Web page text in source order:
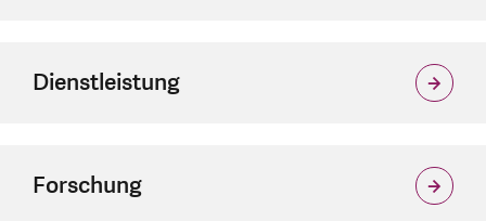
Dienstleistung
Forschung